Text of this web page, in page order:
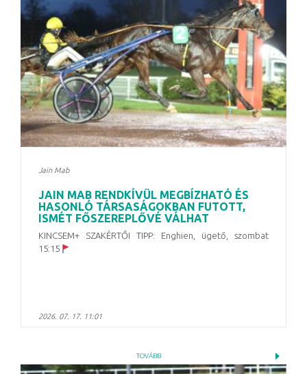
Jain Mab
JAIN MAB RENDKÍVÜL MEGBÍZHATÓ ÉS
HASONLÓ TÁRSASÁGOKBAN FUTOTT,
ISMÉT FŐSZEREPLŐVÉ VÁLHAT
KINCSEM+ SZAKÉRTŐI TIPP: Enghien, ügető, szombat
15:15
2026. 07. 17. 11:01
TOVÁBB